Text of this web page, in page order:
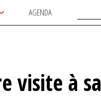
AGENDA
visite à sa